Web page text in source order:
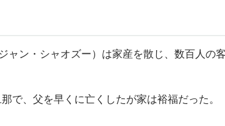
ャン・シャオズー）は家産を散じ、数百人の
で、父を早くに亡くしたが家は裕福だった